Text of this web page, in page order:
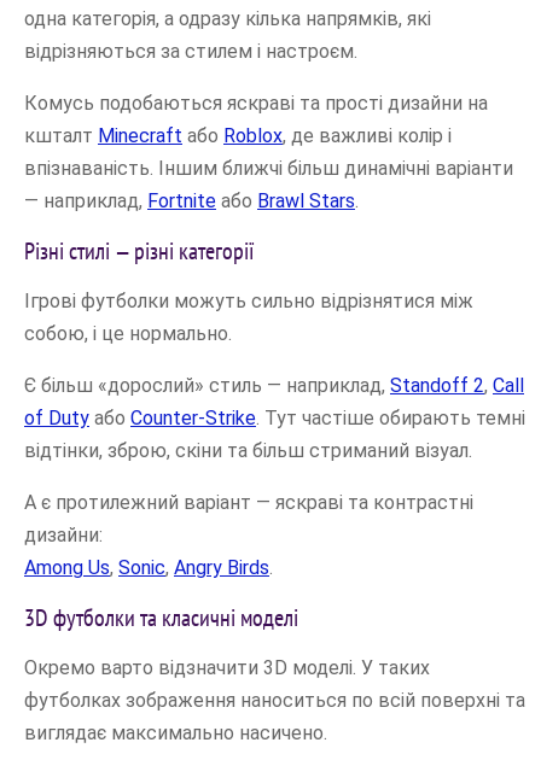
одна категорія, а одразу кілька напрямків, які
відрізняються за стилем і настроєм.
Комусь подобаються яскраві та прості дизайни на
кшталт Minecraft або Roblox, де важливі колір і
впізнаваність. Іншим ближчі більш динамічні варіанти
— наприклад, Fortnite або Brawl Stars.
Різні стилі — різні категорії
Ігрові футболки можуть сильно відрізнятися між
собою, і це нормально.
Є більш «дорослий» стиль — наприклад, Standoff 2, Call
of Duty або Counter-Strike. Тут частіше обирають темні
відтінки, зброю, скіни та більш стриманий візуал.
А є протилежний варіант — яскраві та контрастні
дизайни:
Among Us, Sonic, Angry Birds.
3D футболки та класичні моделі
Окремо варто відзначити 3D моделі. У таких
футболках зображення наноситься по всій поверхні та
виглядає максимально насичено.